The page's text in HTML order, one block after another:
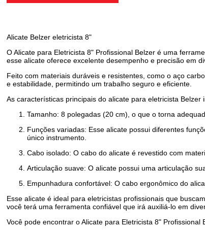
Alicate Belzer eletricista 8"
O Alicate para Eletricista 8" Profissional Belzer é uma
esse alicate oferece excelente desempenho e precisão em
Feito com materiais duráveis e resistentes, como o aço
e estabilidade, permitindo um trabalho seguro e eficiente.
As características principais do alicate para eletricista Belzer
Tamanho: 8 polegadas (20 cm), o que o torna
Funções variadas: Esse alicate possui diferentes
único instrumento.
Cabo isolado: O cabo do alicate é revestido com
Articulação suave: O alicate possui uma articulação
Empunhadura confortável: O cabo ergonômico do
Esse alicate é ideal para eletricistas profissionais que
você terá uma ferramenta confiável que irá auxiliá-lo em
Você pode encontrar o Alicate para Eletricista 8"